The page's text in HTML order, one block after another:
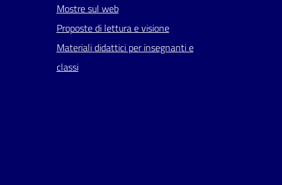
Mostre sul web
Proposte di lettura e visione
Materiali didattici per insegnanti e
classi